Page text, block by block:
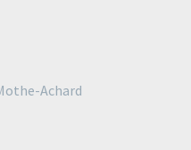
Achard